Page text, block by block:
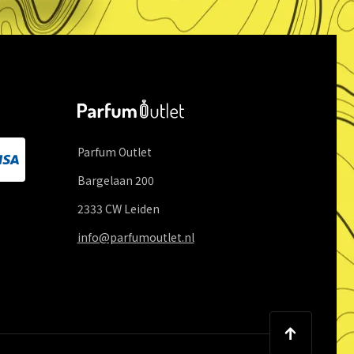
Parfum Outlet
Bargelaan 200
2333 CW Leiden
info@parfumoutlet.nl